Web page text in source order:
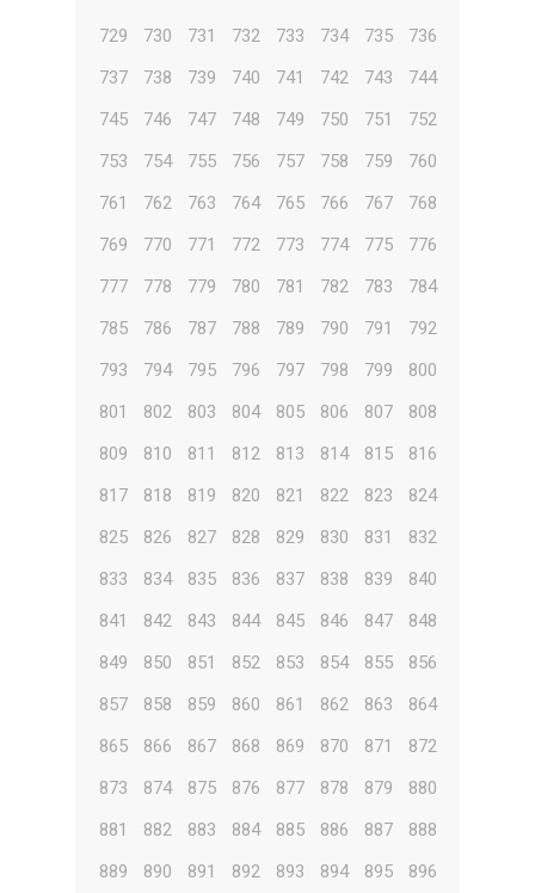
729
730 731 732 733 734 735
736
737
738 739 740 741 742 743
744
745
746 747 748 749 750 751
752
753
754 755 756 757 758 759
760
761
762 763 764 765 766 767
768
769
770 771 772 773 774 775
776
777
778 779 780 781 782 783
784
785
786 787 788 789 790 791
792
793
794 795 796 797 798 799
800
801
802 803 804 805 806 807
808
809
810 811 812 813 814 815
816
817
818 819 820 821 822 823
824
825
826 827 828 829 830 831
832
833
834 835 836 837 838 839
840
841
842 843 844 845 846 847
848
849
850 851 852 853 854 855
856
857
858 859 860 861 862 863
864
865
866 867 868 869 870 871
872
873
874 875 876 877 878 879
880
881
882 883 884 885 886 887
888
889
890 891 892 893 894 895
896